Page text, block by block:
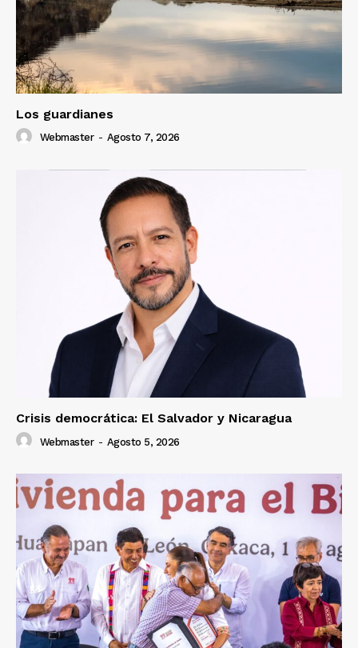
Los guardianes
Webmaster - Agosto 7, 2026
Crisis democrática: El Salvador y Nicaragua
Webmaster - Agosto 5, 2026